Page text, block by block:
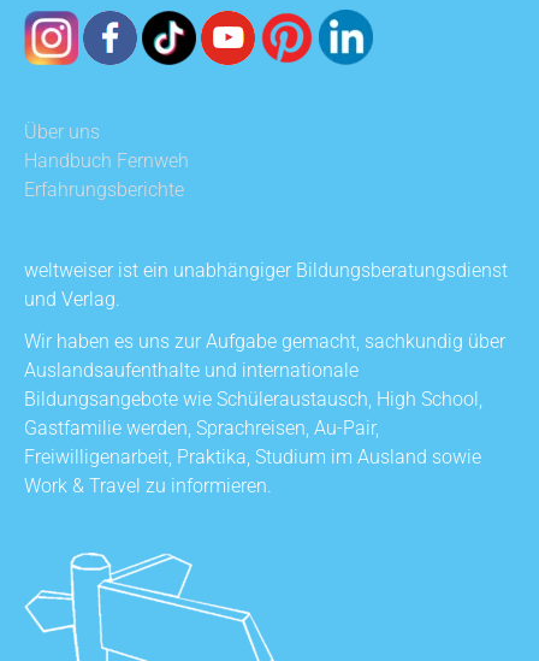
Über uns
Handbuch Fernweh
Erfahrungsberichte
weltweiser ist ein unabhängiger Bildungsberatungsdienst
und Verlag.
Wir haben es uns zur Aufgabe gemacht, sachkundig über
Auslandsaufenthalte und internationale
Bildungsangebote wie Schüleraustausch, High School,
Gastfamilie werden, Sprachreisen, Au-Pair,
Freiwilligenarbeit, Praktika, Studium im Ausland sowie
Work & Travel zu informieren.